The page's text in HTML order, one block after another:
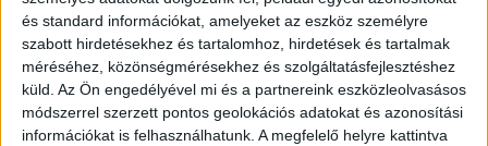
és standard információkat, amelyeket az eszköz személyre
szabott hirdetésekhez és tartalomhoz, hirdetések és tartalmak
méréséhez, közönségmérésekhez és szolgáltatásfejlesztéshez
küld. Az Ön engedélyével mi és a partnereink eszközleolvasásos
módszerrel szerzett pontos geolokációs adatokat és azonosítási
információkat is felhasználhatunk. A megfelelő helyre kattintva
Veszprém, ahol kilencszeres, Zala, ahol tizenkétszeres,
valamint Somogy, ahol húszszoros emelkedés volt
megfigyelhető májusban az első negyedévben
meghirdetett állások átlagához képest. Budapesten
hirdették meg magasan a legtöbb pozíciót az ágazatban,